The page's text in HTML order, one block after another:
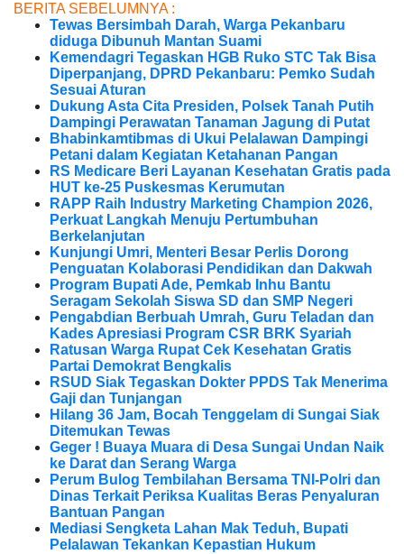
BERITA SEBELUMNYA :
Tewas Bersimbah Darah, Warga Pekanbaru
diduga Dibunuh Mantan Suami
Kemendagri Tegaskan HGB Ruko STC Tak Bisa
Diperpanjang, DPRD Pekanbaru: Pemko Sudah
Sesuai Aturan
Dukung Asta Cita Presiden, Polsek Tanah Putih
Dampingi Perawatan Tanaman Jagung di Putat
Bhabinkamtibmas di Ukui Pelalawan Dampingi
Petani dalam Kegiatan Ketahanan Pangan
RS Medicare Beri Layanan Kesehatan Gratis pada
HUT ke-25 Puskesmas Kerumutan
RAPP Raih Industry Marketing Champion 2026,
Perkuat Langkah Menuju Pertumbuhan
Berkelanjutan
Kunjungi Umri, Menteri Besar Perlis Dorong
Penguatan Kolaborasi Pendidikan dan Dakwah
Program Bupati Ade, Pemkab Inhu Bantu
Seragam Sekolah Siswa SD dan SMP Negeri
Pengabdian Berbuah Umrah, Guru Teladan dan
Kades Apresiasi Program CSR BRK Syariah
Ratusan Warga Rupat Cek Kesehatan Gratis
Partai Demokrat Bengkalis
RSUD Siak Tegaskan Dokter PPDS Tak Menerima
Gaji dan Tunjangan
Hilang 36 Jam, Bocah Tenggelam di Sungai Siak
Ditemukan Tewas
Geger ! Buaya Muara di Desa Sungai Undan Naik
ke Darat dan Serang Warga
Perum Bulog Tembilahan Bersama TNI-Polri dan
Dinas Terkait Periksa Kualitas Beras Penyaluran
Bantuan Pangan
Mediasi Sengketa Lahan Mak Teduh, Bupati
Pelalawan Tekankan Kepastian Hukum